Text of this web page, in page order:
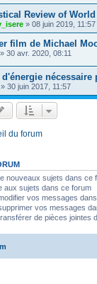
Review of
» 08 juin 2019, 11:57
film de Michael
» 30 avr. 2020, 08:11
d'énergie
» 30 juin 2017, 11:57
du forum
nouveaux sujets dans ce
aux sujets dans ce forum
vos messages
vos messages
de pièces jointes